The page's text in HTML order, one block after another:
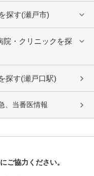
探す(瀬戸市)
院・クリニックを探
探す(瀬戸口駅)
、当番医情報
ご協力ください。